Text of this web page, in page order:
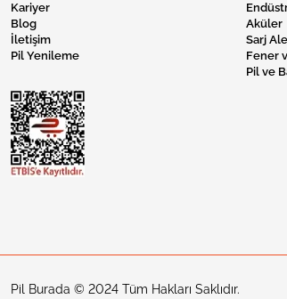
Kariyer
Blog
İletişim
Pil Yenileme
Aküler
Sarj
Fener
Pil ve
Pil Burada © 2024 Tüm Hakları Saklıdır.